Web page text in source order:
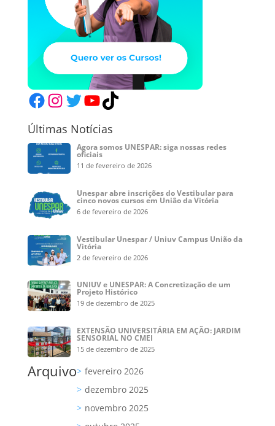
Facebook
Instagram
Twitter
YouTube
TikTok
Últimas Notícias
Agora somos UNESPAR: siga nossas redes
oficiais
11 de fevereiro de 2026
Unespar abre inscrições do Vestibular para
cinco novos cursos em União da Vitória
6 de fevereiro de 2026
Vestibular Unespar / Uniuv Campus União da
Vitória
2 de fevereiro de 2026
UNIUV e UNESPAR: A Concretização de um
Projeto Histórico
19 de dezembro de 2025
EXTENSÃO UNIVERSITÁRIA EM AÇÃO: JARDIM
SENSORIAL NO CMEI
15 de dezembro de 2025
Arquivo
fevereiro 2026
dezembro 2025
novembro 2025